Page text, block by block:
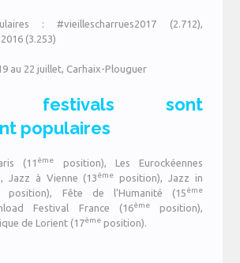
: #vieillescharrues2017 (2.712),
(3.253)
au 22 juillet, Carhaix-Plouguer
festivals sont
populaires
(11 ème
position), Les Eurockéennes
Jazz à Vienne (13ème
position), Jazz in
position), Fête de l’Humanité (15ème
Festival France (16èmeposition),
de Lorient (17ème position).